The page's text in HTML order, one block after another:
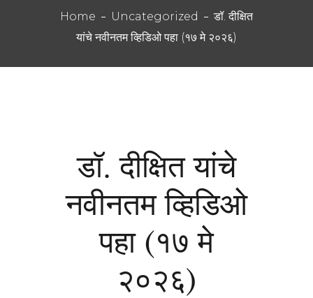
Home Uncategorized
डॉ. दीक्षित
यांचे नवीनतम व्हिडिओ पहा (१७ मे २०२६)
डॉ. दीक्षित यांचे
नवीनतम व्हिडिओ
पहा (१७ मे
२०२६)